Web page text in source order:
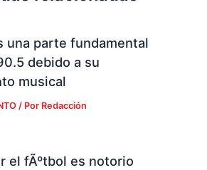
una parte fundamental
debido a su
musical
/ Por Redacción
el fÃºtbol es notorio